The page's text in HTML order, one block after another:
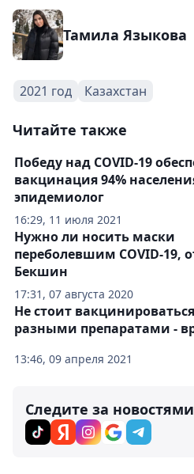
Тамила Языкова
2021 год Казахстан
Читайте также
16:29, 11 июля 2021
Победу над COVID-19
вакцинация 94%
эпидемиолог
17:31, 07 августа 2020
Нужно ли носить маски
переболевшим COVID-19,
Бекшин
13:46, 09 апреля 2021
Не стоит вакцинироваться
разными препаратами -
Следите за